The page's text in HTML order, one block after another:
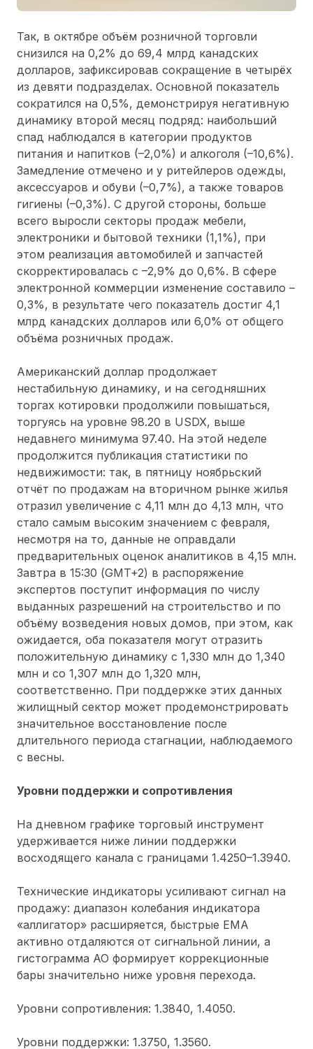
Так, в октябре объём розничной торговли
снизился на 0,2% до 69,4 млрд канадских
долларов, зафиксировав сокращение в четырёх
из девяти подразделах. Основной показатель
сократился на 0,5%, демонстрируя негативную
динамику второй месяц подряд: наибольший
спад наблюдался в категории продуктов
питания и напитков (–2,0%) и алкоголя (–10,6%).
Замедление отмечено и у ритейлеров одежды,
аксессуаров и обуви (–0,7%), а также товаров
гигиены (–0,3%). С другой стороны, больше
всего выросли секторы продаж мебели,
электроники и бытовой техники (1,1%), при
этом реализация автомобилей и запчастей
скорректировалась с –2,9% до 0,6%. В сфере
электронной коммерции изменение составило –
0,3%, в результате чего показатель достиг 4,1
млрд канадских долларов или 6,0% от общего
объёма розничных продаж.
Американский доллар продолжает
нестабильную динамику, и на сегодняшних
торгах котировки продолжили повышаться,
торгуясь на уровне 98.20 в USDX, выше
недавнего минимума 97.40. На этой неделе
продолжится публикация статистики по
недвижимости: так, в пятницу ноябрьский
отчёт по продажам на вторичном рынке жилья
отразил увеличение с 4,11 млн до 4,13 млн, что
стало самым высоким значением с февраля,
несмотря на то, данные не оправдали
предварительных оценок аналитиков в 4,15 млн.
Завтра в 15:30 (GMT+2) в распоряжение
экспертов поступит информация по числу
выданных разрешений на строительство и по
объёму возведения новых домов, при этом, как
ожидается, оба показателя могут отразить
положительную динамику с 1,330 млн до 1,340
млн и со 1,307 млн до 1,320 млн,
соответственно. При поддержке этих данных
жилищный сектор может продемонстрировать
значительное восстановление после
длительного периода стагнации, наблюдаемого
с весны.
Уровни поддержки и сопротивления
На дневном графике торговый инструмент
удерживается ниже линии поддержки
восходящего канала с границами 1.4250–1.3940.
Технические индикаторы усиливают сигнал на
продажу: диапазон колебания индикатора
«аллигатор» расширяется, быстрые ЕМА
активно отдаляются от сигнальной линии, а
гистограмма АО формирует коррекционные
бары значительно ниже уровня перехода.
Уровни сопротивления: 1.3840, 1.4050.
Уровни поддержки: 1.3750, 1.3560.